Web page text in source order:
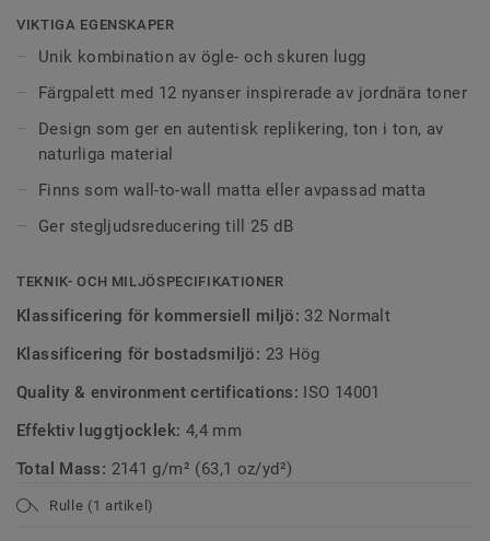
ger en inbjudande struktur och dimension i flera interiörer.
Designen skapar en känsla av lugn och harmoni. Den ger
en akustisk och inbjudande komfort i miljöer där man
VIKTIGA EGENSKAPER
Unik kombination av ögle- och skuren lugg
Färgpalett med 12 nyanser inspirerade av jordnära toner
Design som ger en autentisk replikering, ton i ton, av
naturliga material
Finns som wall-to-wall matta eller avpassad matta
Ger stegljudsreducering till 25 dB
TEKNIK- OCH MILJÖSPECIFIKATIONER
Klassificering för kommersiell miljö: 32 Normalt
Klassificering för bostadsmiljö: 23 Hög
Quality & environment certifications: ISO 14001
Effektiv luggtjocklek: 4,4 mm
Total Mass: 2141 g/m² (63,1 oz/yd²)
Rulle (1 artikel)